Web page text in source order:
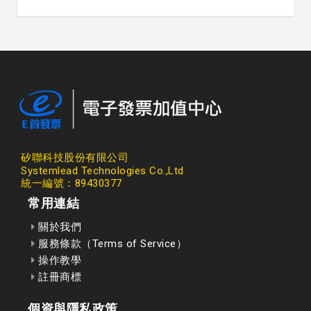
矽聯科技股份有限公司
Systemlead Technologies Co.,Ltd
統一編號：89430377
常用連結
關於我們
服務條款（Terms of Service）
操作教學
註冊商標